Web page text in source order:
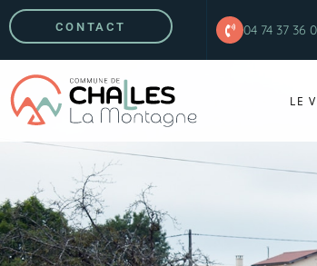
CONTACT 04 74 37 36
LE